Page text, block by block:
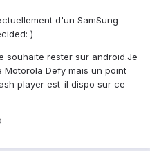
d'un SamSung
)
souhaite rester sur android.Je
Defy mais un point
player est-il dispo sur ce